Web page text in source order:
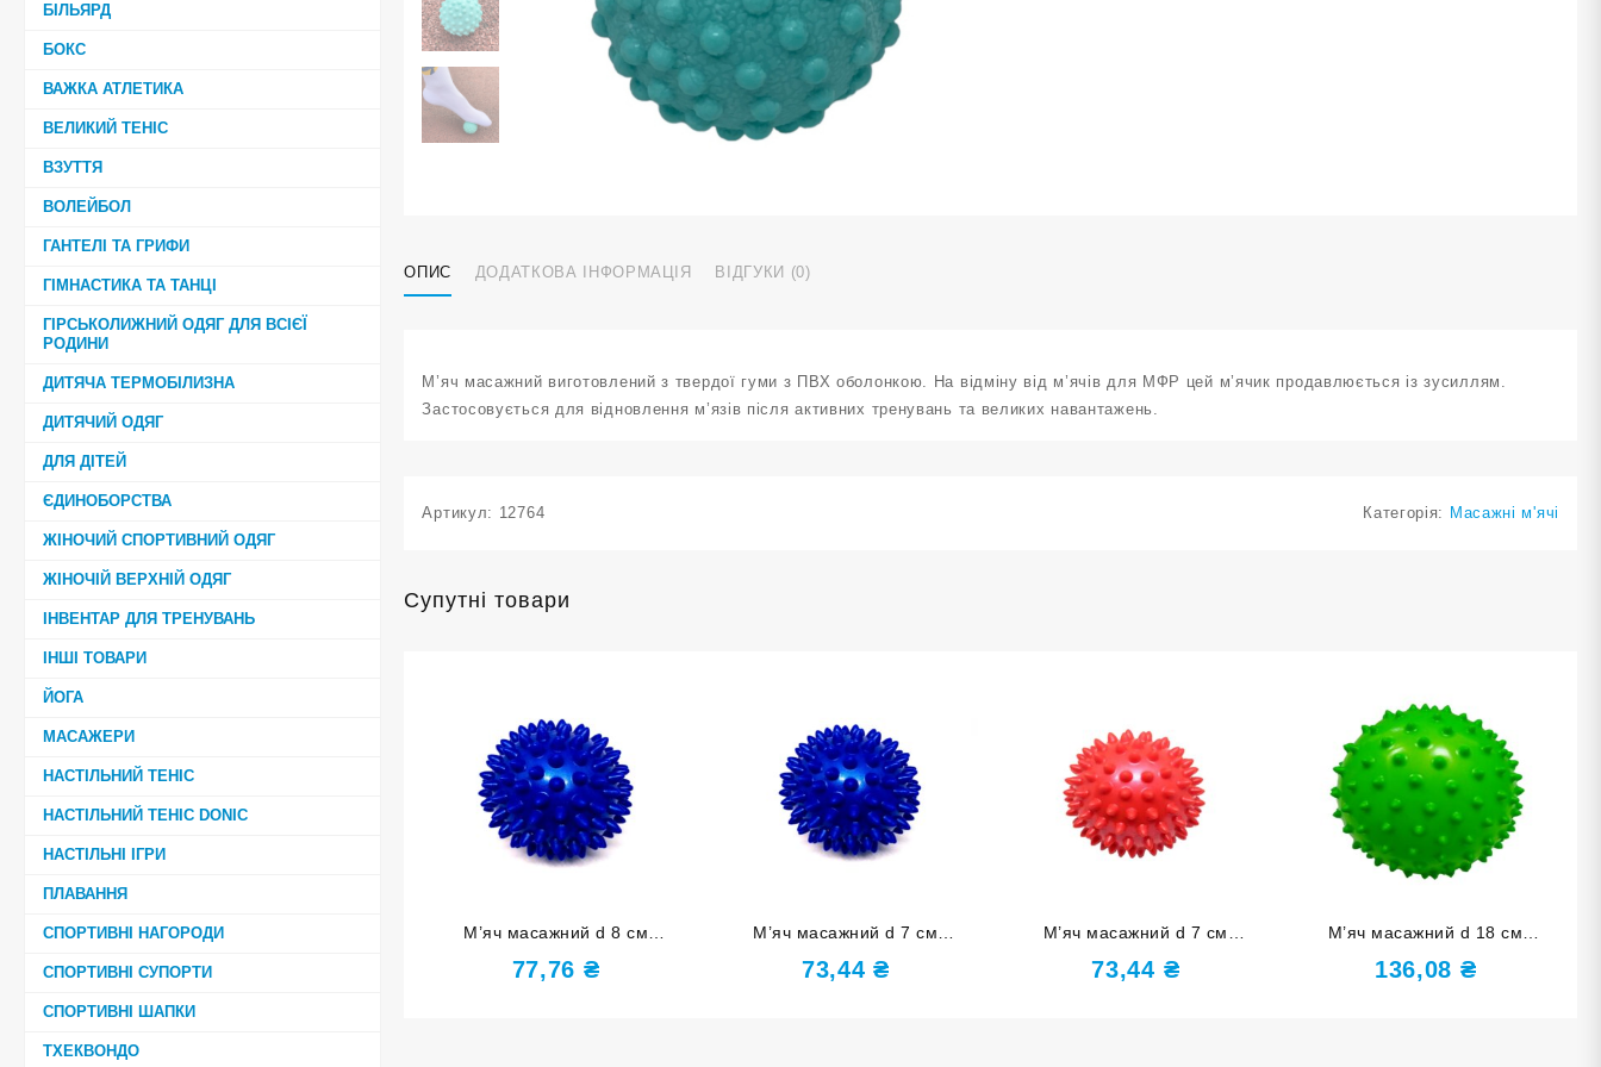
БІЛЬЯРД
БОКС
ВАЖКА АТЛЕТИКА
ВЕЛИКИЙ ТЕНІС
ВЗУТТЯ
ВОЛЕЙБОЛ
ГАНТЕЛІ ТА ГРИФИ
ГІМНАСТИКА ТА ТАНЦІ
ГІРСЬКОЛИЖНИЙ ОДЯГ ДЛЯ ВСІЄЇ
РОДИНИ
ДИТЯЧА ТЕРМОБІЛИЗНА
ДИТЯЧИЙ ОДЯГ
ДЛЯ ДІТЕЙ
ЄДИНОБОРСТВА
ЖІНОЧИЙ СПОРТИВНИЙ ОДЯГ
ЖІНОЧІЙ ВЕРХНІЙ ОДЯГ
ІНВЕНТАР ДЛЯ ТРЕНУВАНЬ
ІНШІ ТОВАРИ
ЙОГА
МАСАЖЕРИ
НАСТІЛЬНИЙ ТЕНІС
НАСТІЛЬНИЙ ТЕНІС DONIC
НАСТІЛЬНІ ІГРИ
ПЛАВАННЯ
СПОРТИВНІ НАГОРОДИ
СПОРТИВНІ СУПОРТИ
СПОРТИВНІ ШАПКИ
ТХЕКВОНДО
ОПИС ДОДАТКОВА ІНФОРМАЦІЯ ВІДГУКИ (0)
М’яч масажний виготовлений з твердої гуми з ПВХ оболонкою. На відміну від м’ячів для МФР цей м’ячик продавлюється із зусиллям.
Застосовується для відновлення м’язів після активних тренувань та великих навантажень.
Артикул: 12764 Категорія: Масажні м'ячі
Супутні товари
М’яч масажний d 8 см
надувний синій D8-с
77,76 ₴
М’яч масажний d 7 см
надувний синій D7-С
73,44₴
М’яч масажний d 7 см
надувний червоний D7-К
73,44 ₴
М’яч масажний d 18 см
зелений надувний D18
(150Гр)-З
136,08 ₴